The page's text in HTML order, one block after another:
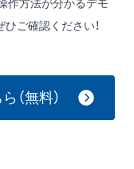
作方法が分かるデモ
ご確認ください！
（無料）